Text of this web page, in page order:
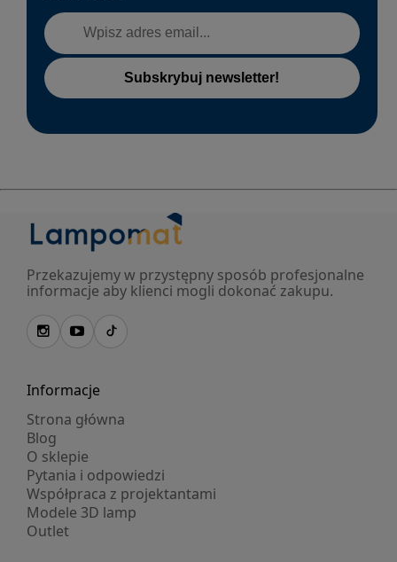
Subskrybuj newsletter!
Przekazujemy w przystępny sposób profesjonalne
informacje aby klienci mogli dokonać zakupu.
Informacje
Strona główna
Blog
O sklepie
Pytania i odpowiedzi
Współpraca z projektantami
Modele 3D lamp
Outlet